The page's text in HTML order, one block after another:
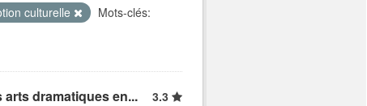
culturelle
Mots-clés:
dramatiques en...
3.3